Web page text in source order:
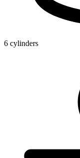
6 cylinders